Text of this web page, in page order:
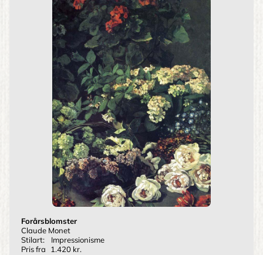
Forårsblomster
Claude Monet
Stilart:
Impressionisme
Pris fra
1.420 kr.